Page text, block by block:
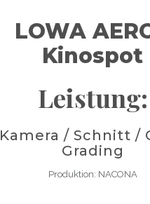
LOWA
Kinospot
Leistung:
Kamera / Schnitt /
Grading
Produktion: NACONA